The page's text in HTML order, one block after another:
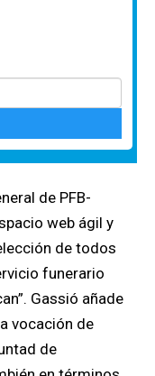
de PFB-
web ágil y
de todos
funerario
Gassió añade
vocación de
de